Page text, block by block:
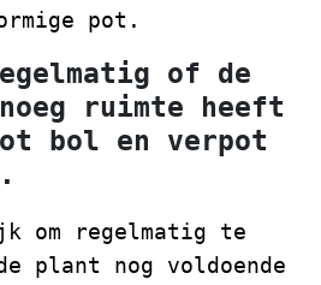
pot.
of de
ruimte heeft
bol en verpot
om regelmatig te
plant nog voldoende